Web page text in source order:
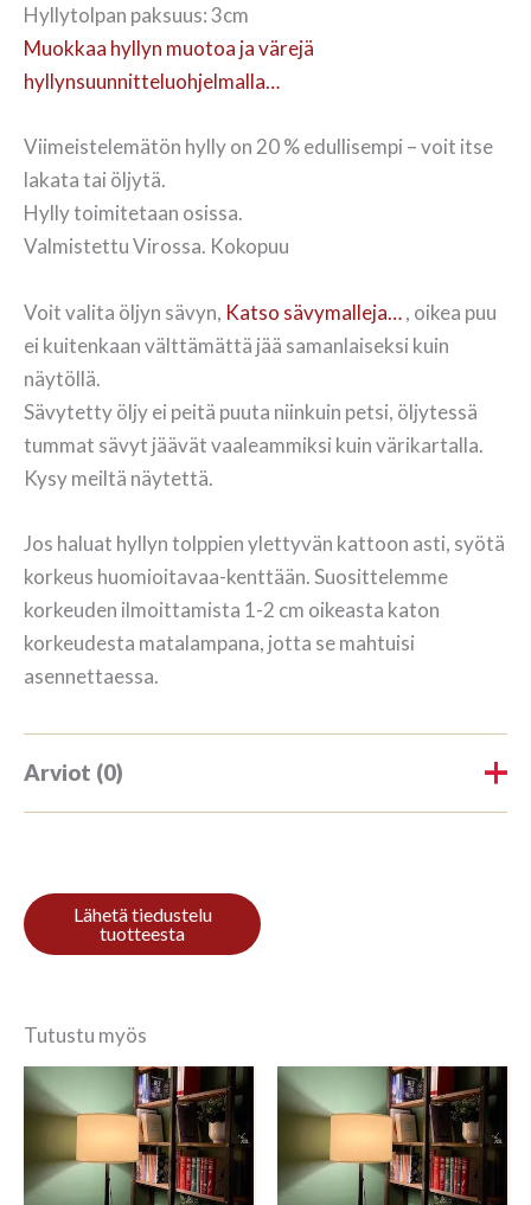
Hyllytolpan paksuus: 3cm
Muokkaa hyllyn muotoa ja värejä
hyllynsuunnitteluohjelmalla…
Viimeistelemätön hylly on 20 % edullisempi – voit itse
lakata tai öljytä.
Hylly toimitetaan osissa.
Valmistettu Virossa. Kokopuu
Voit valita öljyn sävyn, Katso sävymalleja…, oikea puu
ei kuitenkaan välttämättä jää samanlaiseksi kuin
näytöllä.
Sävytetty öljy ei peitä puuta niinkuin petsi, öljytessä
tummat sävyt jäävät vaaleammiksi kuin värikartalla.
Kysy meiltä näytettä.
Jos haluat hyllyn tolppien ylettyvän kattoon asti, syötä
korkeus huomioitavaa-kenttään. Suosittelemme
korkeuden ilmoittamista 1-2 cm oikeasta katon
korkeudesta matalampana, jotta se mahtuisi
asennettaessa.
Arviot (0)
Kirjoita ensimmäinen arvio
Sinun on
kirjoittaa arvioinnin.
Tutustu myös